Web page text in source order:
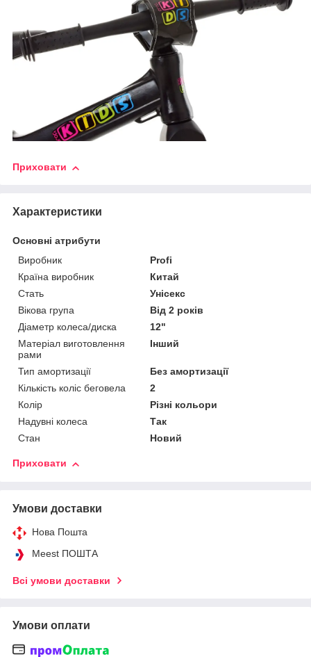
Приховати
Характеристики
Основні атрибути
Виробник
Profi
Країна виробник
Китай
Стать
Унісекс
Вікова група
Від 2 років
Діаметр колеса/диска
12"
Матеріал виготовлення
рами
Інший
Тип амортизації
Без амортизації
Кількість коліс беговела
2
Колір
Різні кольори
Надувні колеса
Так
Стан
Новий
Приховати
Умови доставки
Нова Пошта
Meest ПОШТА
Всі умови доставки
Умови оплати